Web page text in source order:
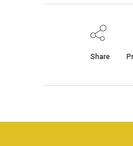
Share